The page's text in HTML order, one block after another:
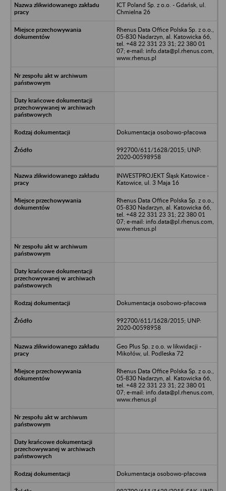
ICT Poland Sp. z o.o. - Gdańsk, ul.
Chmielna 26
Rhenus Data Office Polska Sp. z o.o.,
05-830 Nadarzyn, al. Katowicka 66,
tel. +48 22 331 23 31; 22 380 01
07; e-mail: info.data@pl.rhenus.com,
www.rhenus.pl
Dokumentacja osobowo-płacowa
992700/611/1628/2015; UNP:
2020-00598958
INWESTPROJEKT Śląsk Katowice -
Katowice, ul. 3 Maja 16
Rhenus Data Office Polska Sp. z o.o.,
05-830 Nadarzyn, al. Katowicka 66,
tel. +48 22 331 23 31; 22 380 01
07; e-mail: info.data@pl.rhenus.com,
www.rhenus.pl
Dokumentacja osobowo-płacowa
992700/611/1628/2015; UNP:
2020-00598958
Geo Plus Sp. z o.o. w likwidacji -
Mikołów, ul. Podleska 72
Rhenus Data Office Polska Sp. z o.o.,
05-830 Nadarzyn, al. Katowicka 66,
tel. +48 22 331 23 31; 22 380 01
07; e-mail: info.data@pl.rhenus.com,
www.rhenus.pl
Dokumentacja osobowo-płacowa